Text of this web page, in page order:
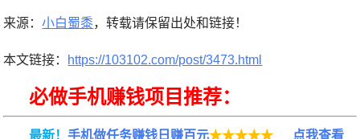
来源：小白蜀黍，转载请保留出处和链接！
本文链接： https://103102.com/post/3473.html
必做手机赚钱项目推荐：
最新！手机做任务赚钱日赚百元★★★★★
点我查看